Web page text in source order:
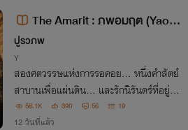
สิ้นสูญThe Amarit : ภพอมฤต (Yaoi)
แฟนตาซี-ดราม่า-ไซไฟ-ไสยศาสตร์
-ประเทศชาติ-ศาสนา
ปูรวภพ
Y
สองศตวรรษแห่งการรอคอย... หนึ่งคำสัตย์
สาบานเพื่อแผ่นดิน... และรักนิรันดร์ที่อยู่เห
นือกฎแห่งวัฏสงสาร
58.1K 390 56 19
12 วันที่แล้ว